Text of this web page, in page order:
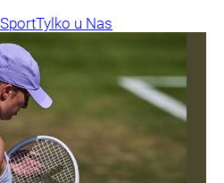
SportTylko u Nas